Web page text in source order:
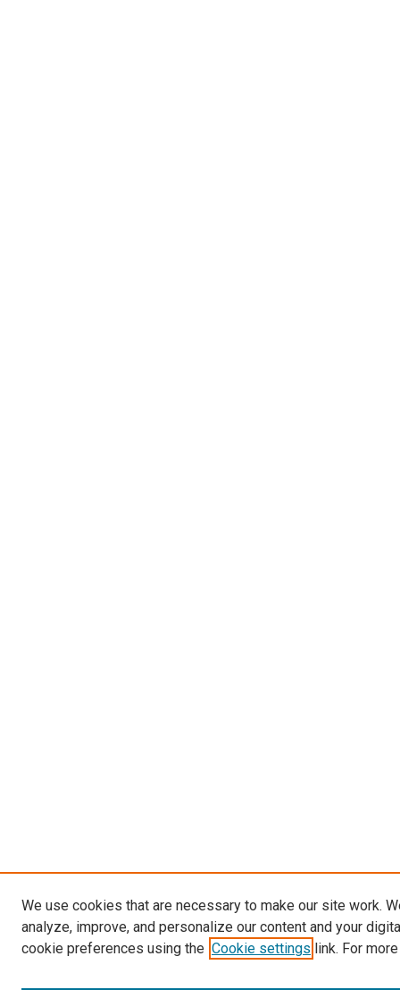
We use cookies that are necessary to make our site work.
analyze, improve, and personalize our content and your
cookie preferences using the Cookie settings link. For